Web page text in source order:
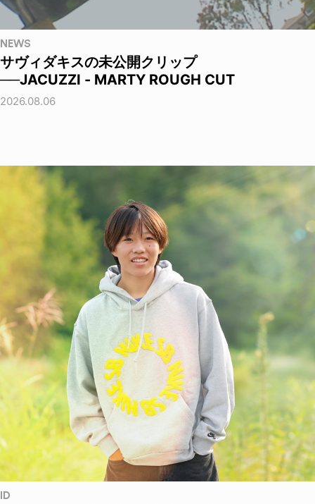
NEWS
サヴィダキスの未公開クリップ
──JACUZZI - MARTY ROUGH CUT
2026.08.06
ID